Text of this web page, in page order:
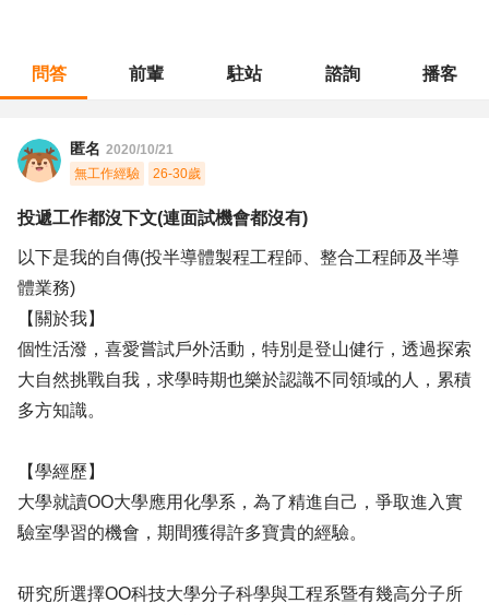
問答 前輩 駐站 諮詢 播客
匿名 2020/10/21
無工作經驗
26-30歲
投遞工作都沒下文(連面試機會都沒有)
以下是我的自傳(投半導體製程工程師、整合工程師及半導
體業務)
【關於我】
個性活潑，喜愛嘗試戶外活動，特別是登山健行，透過探索
大自然挑戰自我，求學時期也樂於認識不同領域的人，累積
多方知識。
【學經歷】
大學就讀OO大學應用化學系，為了精進自己，爭取進入實
驗室學習的機會，期間獲得許多寶貴的經驗。
研究所選擇OO科技大學分子科學與工程系暨有幾高分子所